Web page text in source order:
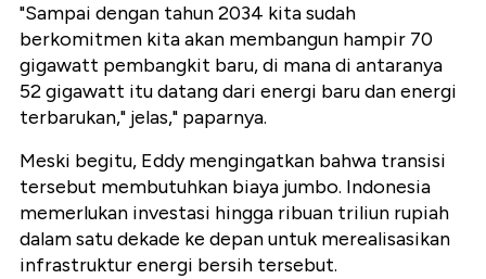
"Sampai dengan tahun 2034 kita sudah
berkomitmen kita akan membangun hampir 70
gigawatt pembangkit baru, di mana di antaranya
52 gigawatt itu datang dari energi baru dan energi
terbarukan," jelas," paparnya.
Meski begitu, Eddy mengingatkan bahwa transisi
tersebut membutuhkan biaya jumbo. Indonesia
memerlukan investasi hingga ribuan triliun rupiah
dalam satu dekade ke depan untuk merealisasikan
infrastruktur energi bersih tersebut.